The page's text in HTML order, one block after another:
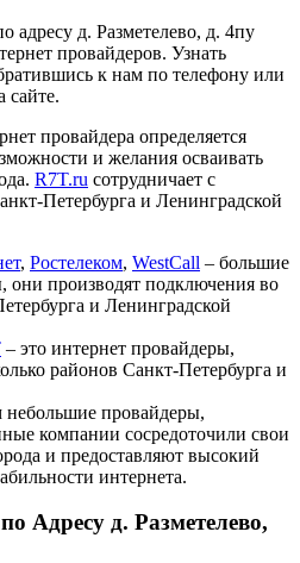
адресу д. Разметелево, д. 4пу
провайдеров. Узнать
к нам по телефону или
сайте.
провайдера определяется
и желания осваивать
R7T.ru сотрудничает с
Петербурга и Ленинградской
, Ростелеком, WestCall – большие
они производят подключения во
и Ленинградской
– это интернет провайдеры,
районов Санкт-Петербурга и
провайдеры,
компании сосредоточили свои
и предоставляют высокий
интернета.
Адресу д. Разметелево,